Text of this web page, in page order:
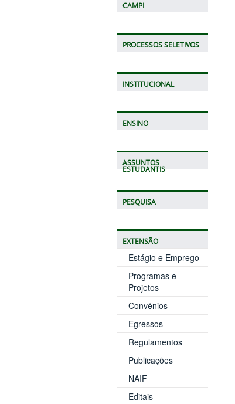
CAMPI
PROCESSOS SELETIVOS
INSTITUCIONAL
ENSINO
ASSUNTOS
ESTUDANTIS
PESQUISA
EXTENSÃO
Estágio e Emprego
Programas e
Projetos
Convênios
Egressos
Regulamentos
Publicações
NAIF
Editais